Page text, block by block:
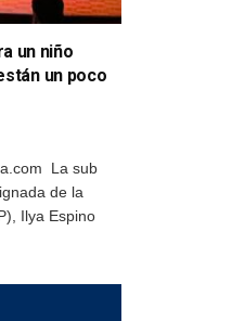
un niño
un poco
La sub
de la
Ilya Espino